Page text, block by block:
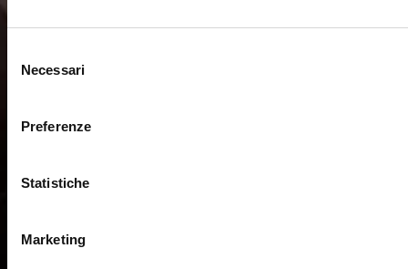
delNecessari
Preferenze
Statistiche
Marketing